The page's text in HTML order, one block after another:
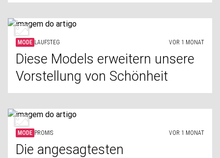
MODE LAUFSTEG VOR 1 MONAT
Diese Models erweitern unsere
Vorstellung von Schönheit
MODE PROMIS VOR 1 MONAT
Die angesagtesten